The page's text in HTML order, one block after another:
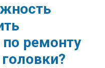
ремонту